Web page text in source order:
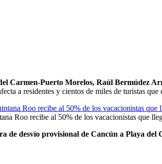
Carmen-Puerto Morelos, Raúl Bermúdez
a residentes y cientos de miles de turistas
Roo recibe al 50% de los vacacionistas que
de desvío provisional de Cancún a Playa del